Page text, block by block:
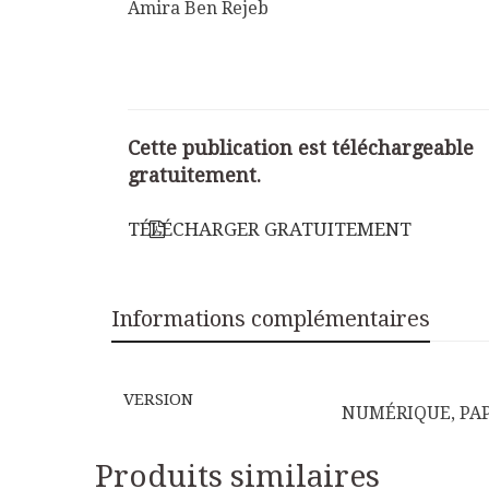
Amira Ben Rejeb
Cette publication est téléchargeable
gratuitement.
TÉLÉCHARGER GRATUITEMENT
Informations complémentaires
VERSION
NUMÉRIQUE,
Produits similaires